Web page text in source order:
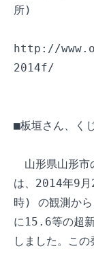
所)
http://
2014f/
■板垣さん、く
山形県山形市
は、2014年9
時) の観測か
に15.6等の超
しました。こ